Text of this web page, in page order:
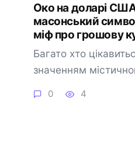
Око на доларі
масонський
міф про грошову
Багато хто
значенням
0 4